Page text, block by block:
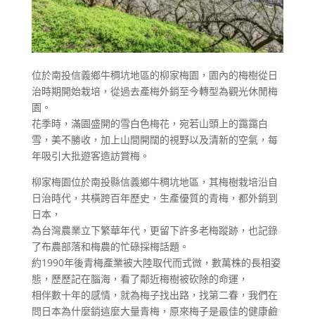
位於南投信義鄉牛稠坑地區的柳家梅園，園內的梅樹從日
治時期開始栽培，從過去產梅外銷至今轉型為觀光休閒梅
園。
花季時，滿園盛開的雪白色梅花，宛若山頭上的靄靄白
雪，美不勝收，加上山間開闊的視野以及清新的空氣，每
年吸引大批遊客造訪賞梅。
柳家梅園位於南投縣信義鄉牛稠坑地區，其梅樹栽培沿自
日治時代，共橫跨百年歷史，生產優質的青梅，都外銷到
日本，
為台灣農業立下繁華年代，更留下許多老梅蹤跡，也記錄
了布農部落和梅農的忙碌採梅話題。
約1990年後青梅產業被大陸取代而式微，數萬株的長相姿
態，歷歷記在腦海，看了鄰近梅樹被砍除的命運，
相伴數十年的感情，就為梅子找出路，找第二春，我們在
問日本為什麼銷這麼大量青梅，原來梅子是最佳的健康鹼